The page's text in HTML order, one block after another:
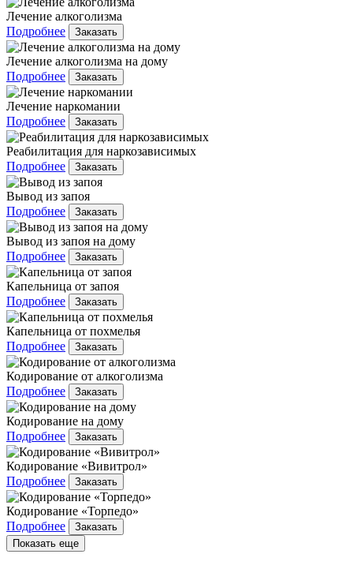
Лечение алкоголизма
Подробнее
Заказать
Лечение алкоголизма на дому
Подробнее
Заказать
Лечение наркомании
Подробнее
Заказать
Реабилитация для наркозависимых
Подробнее
Заказать
Вывод из запоя
Подробнее
Заказать
Вывод из запоя на дому
Подробнее
Заказать
Капельница от запоя
Подробнее
Заказать
Капельница от похмелья
Подробнее
Заказать
Кодирование от алкоголизма
Подробнее
Заказать
Кодирование на дому
Подробнее
Заказать
Кодирование «Вивитрол»
Подробнее
Заказать
Кодирование «Торпедо»
Подробнее
Заказать
Показать еще